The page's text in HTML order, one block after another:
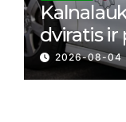
dviratis ir
2026-08-04